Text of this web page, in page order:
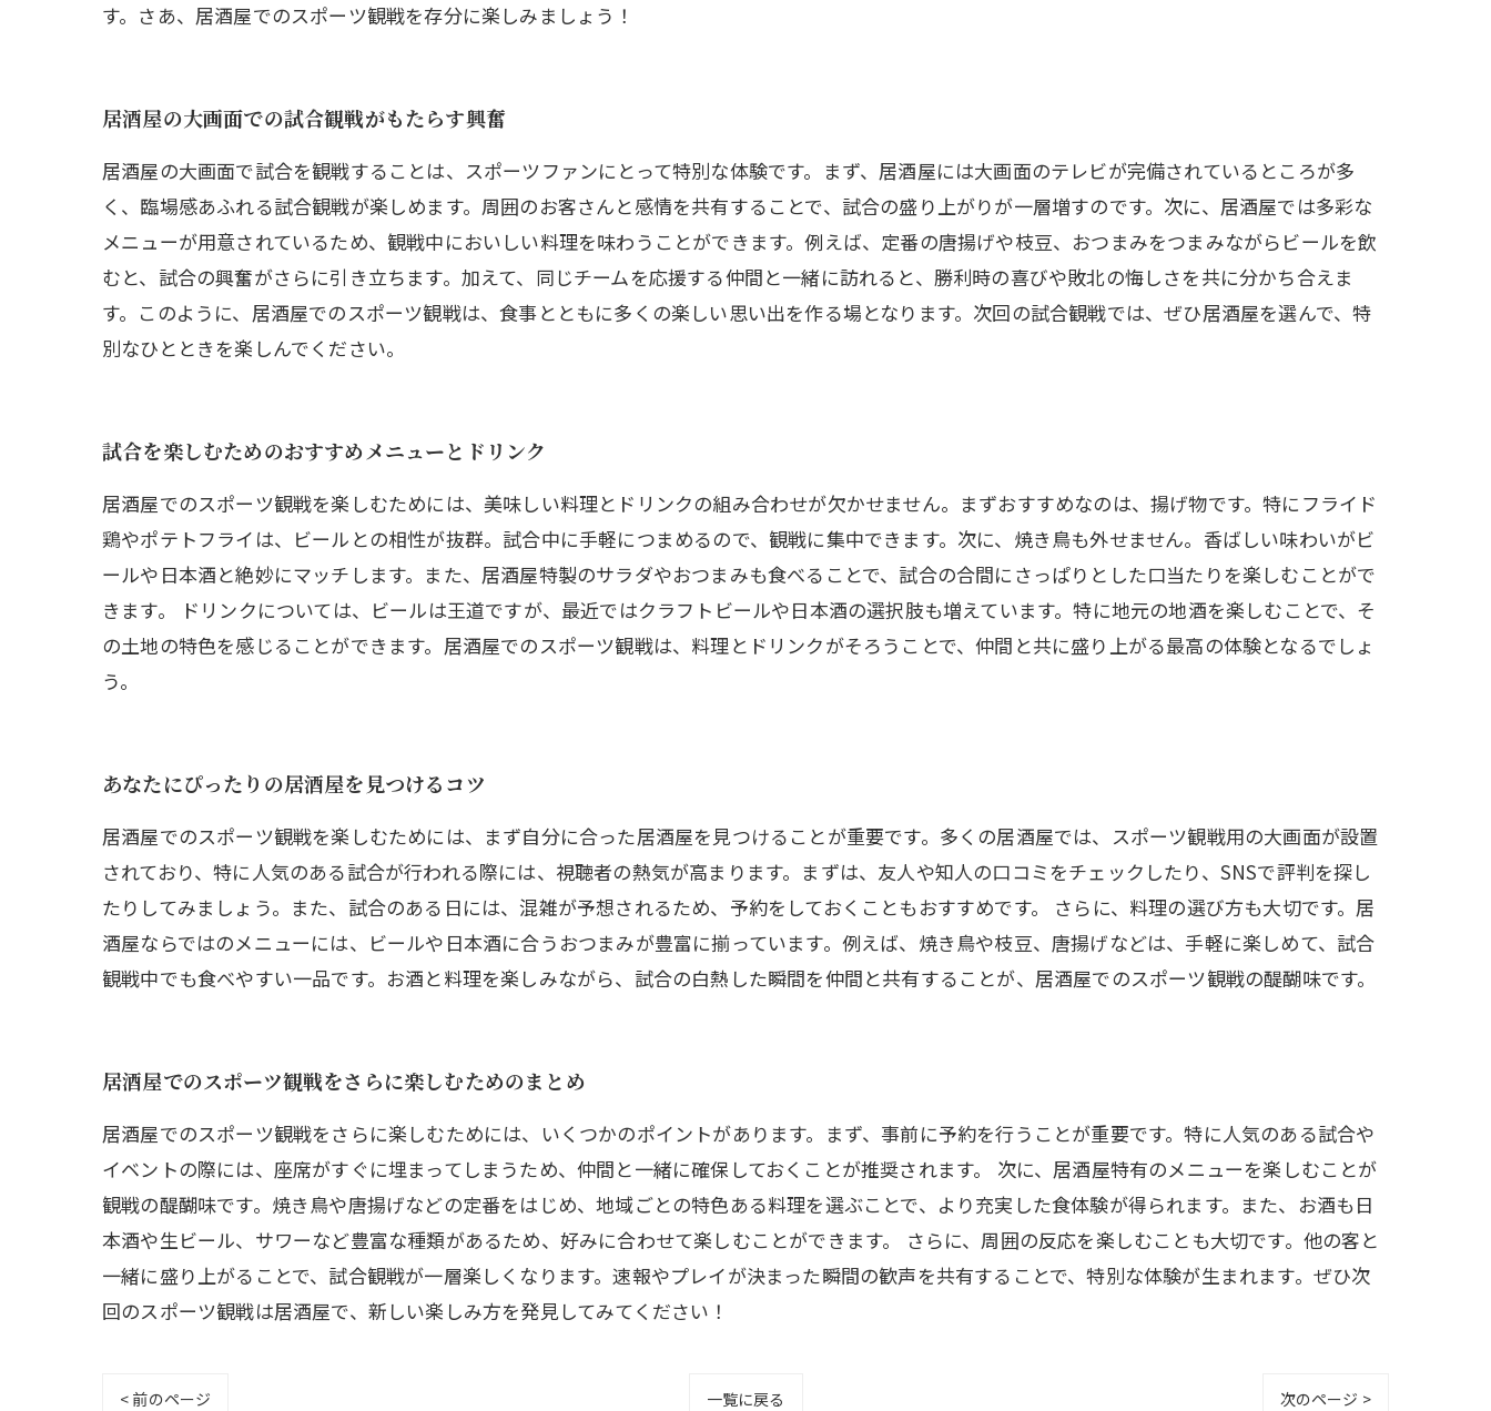
す。さあ、居酒屋でのスポーツ観戦を存分に楽しみましょう！
居酒屋の大画面での試合観戦がもたらす興奮
居酒屋の大画面で試合を観戦することは、スポーツファンにとって特別な体験です。まず、居酒屋には大画面のテレビが完備されているところが多
く、臨場感あふれる試合観戦が楽しめます。周囲のお客さんと感情を共有することで、試合の盛り上がりが一層増すのです。次に、居酒屋では多彩な
メニューが用意されているため、観戦中においしい料理を味わうことができます。例えば、定番の唐揚げや枝豆、おつまみをつまみながらビールを飲
むと、試合の興奮がさらに引き立ちます。加えて、同じチームを応援する仲間と一緒に訪れると、勝利時の喜びや敗北の悔しさを共に分かち合えま
す。このように、居酒屋でのスポーツ観戦は、食事とともに多くの楽しい思い出を作る場となります。次回の試合観戦では、ぜひ居酒屋を選んで、特
別なひとときを楽しんでください。
試合を楽しむためのおすすめメニューとドリンク
居酒屋でのスポーツ観戦を楽しむためには、美味しい料理とドリンクの組み合わせが欠かせません。まずおすすめなのは、揚げ物です。特にフライド
鶏やポテトフライは、ビールとの相性が抜群。試合中に手軽につまめるので、観戦に集中できます。次に、焼き鳥も外せません。香ばしい味わいがビ
ールや日本酒と絶妙にマッチします。また、居酒屋特製のサラダやおつまみも食べることで、試合の合間にさっぱりとした口当たりを楽しむことがで
きます。 ドリンクについては、ビールは王道ですが、最近ではクラフトビールや日本酒の選択肢も増えています。特に地元の地酒を楽しむことで、そ
の土地の特色を感じることができます。居酒屋でのスポーツ観戦は、料理とドリンクがそろうことで、仲間と共に盛り上がる最高の体験となるでしょ
う。
あなたにぴったりの居酒屋を見つけるコツ
居酒屋でのスポーツ観戦を楽しむためには、まず自分に合った居酒屋を見つけることが重要です。多くの居酒屋では、スポーツ観戦用の大画面が設置
されており、特に人気のある試合が行われる際には、視聴者の熱気が高まります。まずは、友人や知人の口コミをチェックしたり、SNSで評判を探し
たりしてみましょう。また、試合のある日には、混雑が予想されるため、予約をしておくこともおすすめです。 さらに、料理の選び方も大切です。居
酒屋ならではのメニューには、ビールや日本酒に合うおつまみが豊富に揃っています。例えば、焼き鳥や枝豆、唐揚げなどは、手軽に楽しめて、試合
観戦中でも食べやすい一品です。お酒と料理を楽しみながら、試合の白熱した瞬間を仲間と共有することが、居酒屋でのスポーツ観戦の醍醐味です。
居酒屋でのスポーツ観戦をさらに楽しむためのまとめ
居酒屋でのスポーツ観戦をさらに楽しむためには、いくつかのポイントがあります。まず、事前に予約を行うことが重要です。特に人気のある試合や
イベントの際には、座席がすぐに埋まってしまうため、仲間と一緒に確保しておくことが推奨されます。 次に、居酒屋特有のメニューを楽しむことが
観戦の醍醐味です。焼き鳥や唐揚げなどの定番をはじめ、地域ごとの特色ある料理を選ぶことで、より充実した食体験が得られます。また、お酒も日
本酒や生ビール、サワーなど豊富な種類があるため、好みに合わせて楽しむことができます。 さらに、周囲の反応を楽しむことも大切です。他の客と
一緒に盛り上がることで、試合観戦が一層楽しくなります。速報やプレイが決まった瞬間の歓声を共有することで、特別な体験が生まれます。ぜひ次
回のスポーツ観戦は居酒屋で、新しい楽しみ方を発見してみてください！
< 前のページ 一覧に戻る 次のページ >